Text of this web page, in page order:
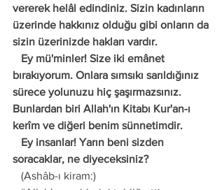
vererek helâl edindiniz. Sizin kadınların
üzerinde hakkınız olduğu gibi onların da
sizin üzerinizde hakları vardır.
bırakıyorum. Onlara sımsıkı sarıldığınız
sürece yolunuzu hiç şaşırmazsınız.
Bunlardan biri Allah'ın Kitabı Kur'an-ı
kerîm ve diğeri benim sünnetimdir.
soracaklar, ne diyeceksiniz?
   (Ashâb-ı kiram:)